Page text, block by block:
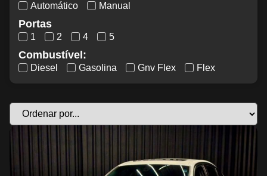
Automático Manual
Portas
1 2 4 5
Combustível:
Diesel Gasolina Gnv Flex Flex